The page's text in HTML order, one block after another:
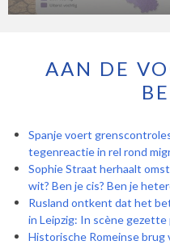
AAN DE
Spanje voert
tegenreactie in rel rond
Sophie Straat herhaalt
wit? Ben je cis? Ben je
Rusland ontkent dat het
in Leipzig: In scène
Historische Romeinse